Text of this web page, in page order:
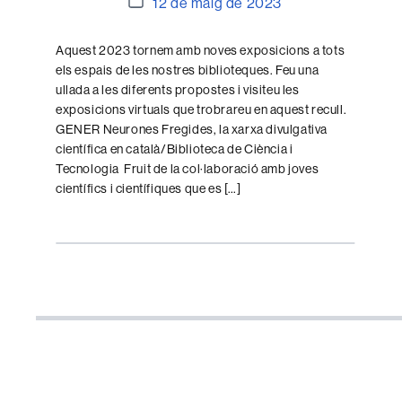
l'entrada
Aquest 2023 tornem amb noves exposicions a tots
els espais de les nostres biblioteques. Feu una
ullada a les diferents propostes i visiteu les
exposicions virtuals que trobrareu en aquest recull.
GENER Neurones Fregides, la xarxa divulgativa
científica en català/Biblioteca de Ciència i
Tecnologia Fruit de la col·laboració amb joves
científics i científiques que es […]